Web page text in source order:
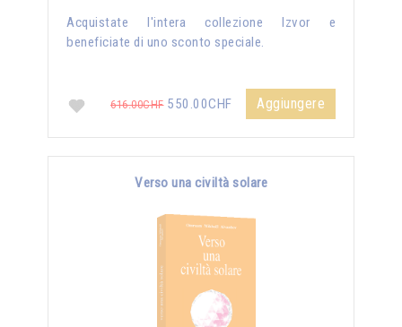
Acquistate l'intera collezione Izvor e
beneficiate di uno sconto speciale.
616.00CHF550.00CHF Aggiungere
Verso una civiltà solare